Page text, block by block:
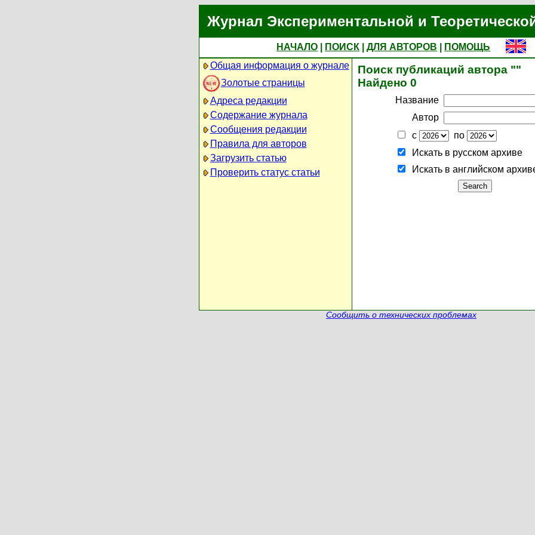
Журнал Экспериментальной и
НАЧАЛО ПОИСК ДЛЯ АВТОРОВ
ПОМОЩЬ
Общая информация о журнале
Золотые страницы
Адреса редакции
Содержание журнала
Сообщения редакции
Правила для авторов
Загрузить статью
Проверить статус статьи
Поиск публикаций автора ""
Найдено 0
Название
Автор
с
по
Искать в русском архиве
Искать в английском
Сообщить о технических проблемах